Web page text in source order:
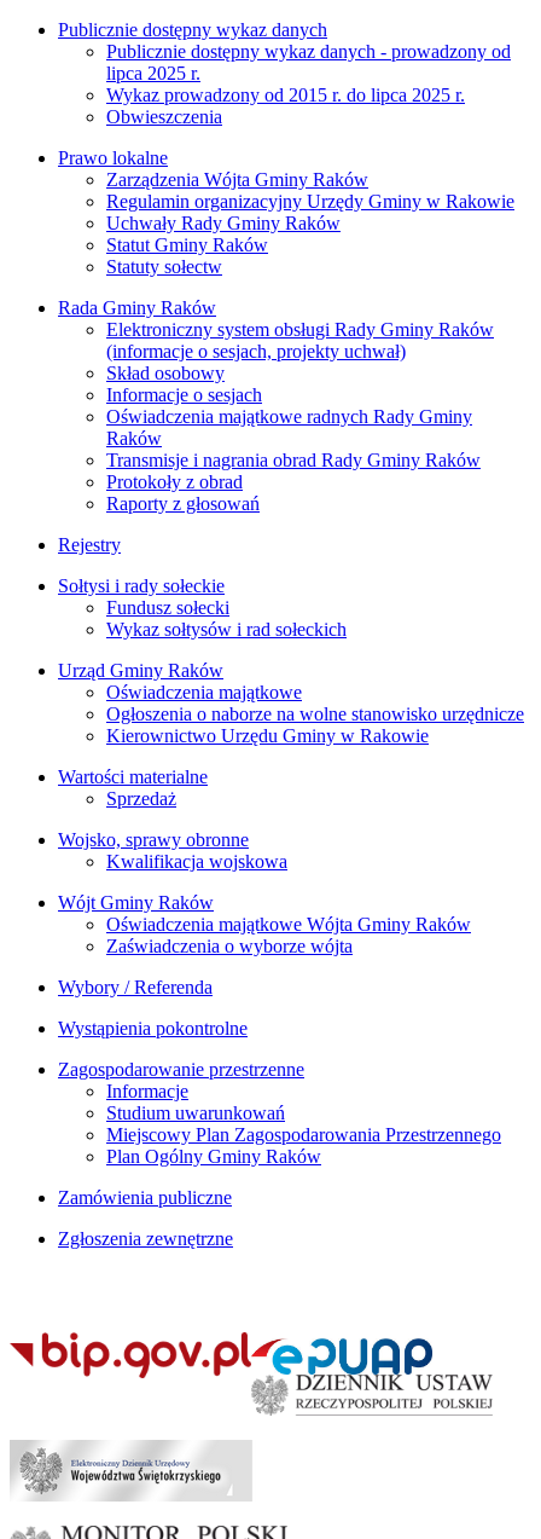
Publicznie dostępny wykaz danych
Publicznie dostępny wykaz danych - prowadzony od
lipca 2025 r.
Wykaz prowadzony od 2015 r. do lipca 2025 r.
Obwieszczenia
Prawo lokalne
Zarządzenia Wójta Gminy Raków
Regulamin organizacyjny Urzędy Gminy w Rakowie
Uchwały Rady Gminy Raków
Statut Gminy Raków
Statuty sołectw
Rada Gminy Raków
Elektroniczny system obsługi Rady Gminy Raków
(informacje o sesjach, projekty uchwał)
Skład osobowy
Informacje o sesjach
Oświadczenia majątkowe radnych Rady Gminy
Raków
Transmisje i nagrania obrad Rady Gminy Raków
Protokoły z obrad
Raporty z głosowań
Rejestry
Sołtysi i rady sołeckie
Fundusz sołecki
Wykaz sołtysów i rad sołeckich
Urząd Gminy Raków
Oświadczenia majątkowe
Ogłoszenia o naborze na wolne stanowisko urzędnicze
Kierownictwo Urzędu Gminy w Rakowie
Wartości materialne
Sprzedaż
Wojsko, sprawy obronne
Kwalifikacja wojskowa
Wójt Gminy Raków
Oświadczenia majątkowe Wójta Gminy Raków
Zaświadczenia o wyborze wójta
Wybory / Referenda
Wystąpienia pokontrolne
Zagospodarowanie przestrzenne
Informacje
Studium uwarunkowań
Miejscowy Plan Zagospodarowania Przestrzennego
Plan Ogólny Gminy Raków
Zamówienia publiczne
Zgłoszenia zewnętrzne